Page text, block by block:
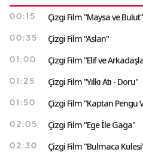
00:15 Çizgi Film "Maysa ve Bulut"
00:35 Çizgi Film "Aslan"
01:00 Çizgi Film "Elif ve
01:25 Çizgi Film "Yılkı Atı - Doru"
01:50 Çizgi Film "Kaptan Pengu
02:05 Çizgi Film "Ege İle Gaga"
02:30 Çizgi Film "Bulmaca